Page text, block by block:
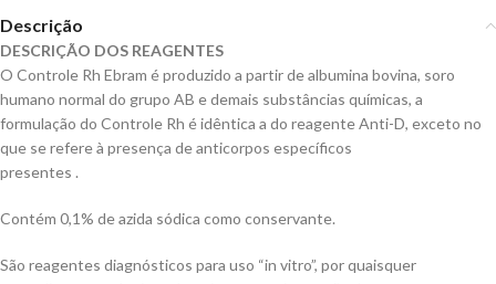
Descrição
DESCRIÇÃO DOS REAGENTES
O Controle Rh Ebram é produzido a partir de albumina bovina, soro
humano normal do grupo AB e demais substâncias químicas, a
formulação do Controle Rh é idêntica a do reagente Anti-D, exceto no
que se refere à presença de anticorpos específicos
presentes .
Contém 0,1% de azida sódica como conservante.
São reagentes diagnósticos para uso “in vitro”, por quaisquer